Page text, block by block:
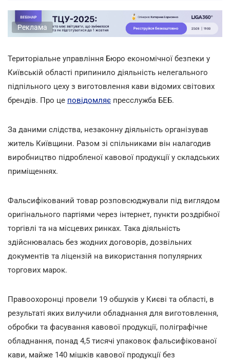
Реклама
Територіальне управління Бюро економічної безпеки у
Київській області припинило діяльність нелегального
підпільного цеху з виготовлення кави відомих світових
брендів. Про це повідомляє пресслужба БЕБ.
За даними слідства, незаконну діяльність організував
житель Київщини. Разом зі спільниками він налагодив
виробництво підробленої кавової продукції у складських
приміщеннях.
Фальсифікований товар розповсюджували під виглядом
оригінального партіями через інтернет, пункти роздрібної
торгівлі та на місцевих ринках. Така діяльність
здійснювалась без жодних договорів, дозвільних
документів та ліцензій на використання популярних
торгових марок.
Правоохоронці провели 19 обшуків у Києві та області, в
результаті яких вилучили обладнання для виготовлення,
обробки та фасування кавової продукції, поліграфічне
обладнання, понад 4,5 тисячі упаковок фальсифікованої
кави, майже 140 мішків кавової продукції без